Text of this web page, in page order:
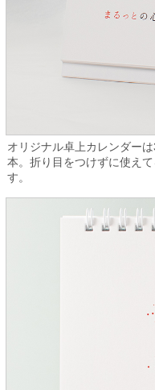
オリジナル卓上カレンダー
本。折り目をつけずに使え
す。